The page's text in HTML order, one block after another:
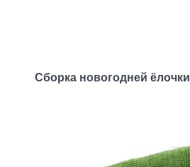
Сборка новогодней ёлочки